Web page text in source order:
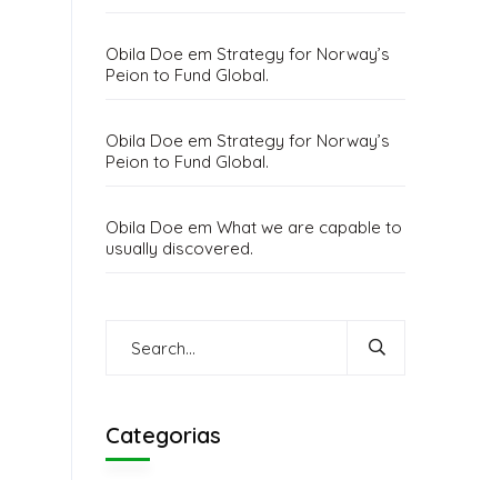
Obila Doe em Strategy for Norway’s
Peion to Fund Global.
Obila Doe em Strategy for Norway’s
Peion to Fund Global.
Obila Doe em What we are capable to
usually discovered.
Categorias